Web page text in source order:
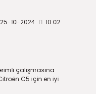
25-10-2024 10:02
çalışmasına
C5 için en iyi